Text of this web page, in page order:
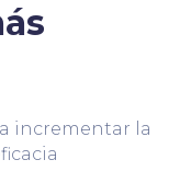
incrementar la